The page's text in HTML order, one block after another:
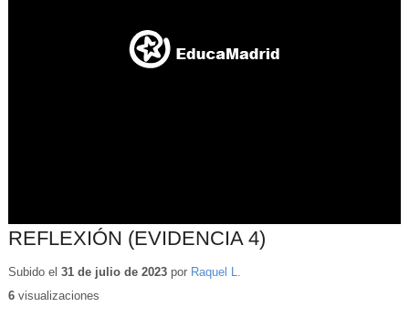
REFLEXIÓN (EVIDENCIA 4)
Subido el 31 de julio de 2023por Raquel L.
6visualizaciones